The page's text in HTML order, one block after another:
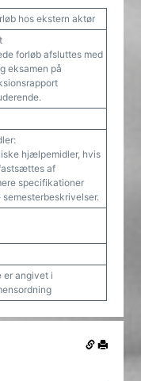
hos ekstern aktør
forløb afsluttes med
eksamen på
hjælpemidler, hvis
af
specifikationer
er angivet i